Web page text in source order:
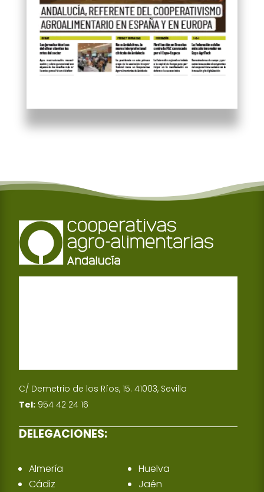
C/ Demetrio de los Ríos, 15. 41003, Sevilla
Tel: 954 42 24 16
DELEGACIONES:
Almería
Cádiz
Huelva
Jaén